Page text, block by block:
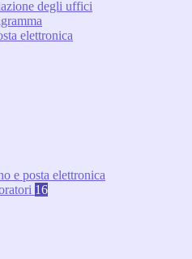
degli uffici
elettronica
e posta elettronica
16